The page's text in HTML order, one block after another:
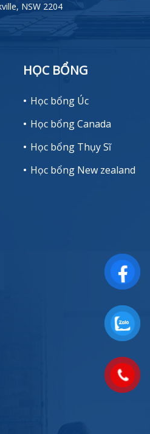
NSW 2204
HỌC BỔNG
Học bổng Úc
Học bổng Canada
Học bổng Thụy Sĩ
Học bổng New zealand